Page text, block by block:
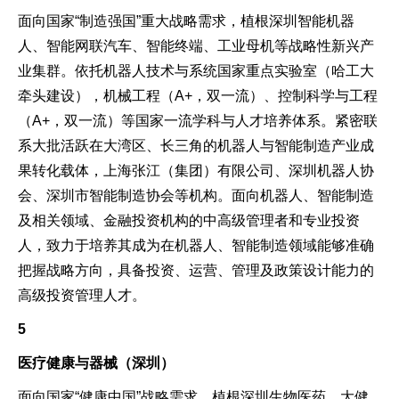
面向国家“制造强国”重大战略需求，植根深圳智能机器
人、智能网联汽车、智能终端、工业母机等战略性新兴产
业集群。依托机器人技术与系统国家重点实验室（哈工大
牵头建设），机械工程（A+，双一流）、控制科学与工程
（A+，双一流）等国家一流学科与人才培养体系。紧密联
系大批活跃在大湾区、长三角的机器人与智能制造产业成
果转化载体，上海张江（集团）有限公司、深圳机器人协
会、深圳市智能制造协会等机构。面向机器人、智能制造
及相关领域、金融投资机构的中高级管理者和专业投资
人，致力于培养其成为在机器人、智能制造领域能够准确
把握战略方向，具备投资、运营、管理及政策设计能力的
高级投资管理人才。
5
医疗健康与器械（深圳）